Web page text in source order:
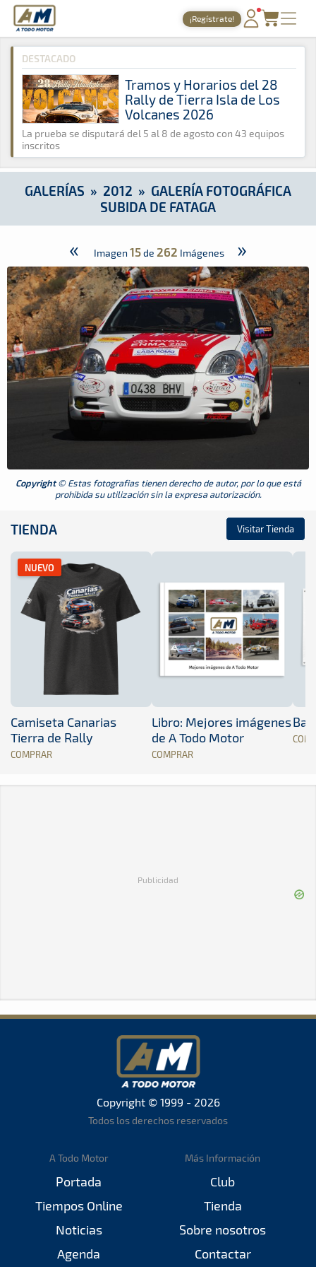
A Todo Motor · Revista del motor desde 1999
¡Regístrate!
PORTADA
TIEMPOS ONLINE
NOTICIAS
AGENDA
GALERÍAS
TIENDA
A Todo Motor » Galerías » 2012 » Galería Fotográfica Subida
DESTACADO
Tramos y Horarios del 28
Rally de Tierra Isla de Los
Volcanes 2026
La prueba se disputará del 5 al 8 de agosto con 43 equipos
inscritos
GALERÍAS » 2012 » GALERÍA FOTOGRÁFICA
SUBIDA DE FATAGA
« Imagen 15de 262 Imágenes »
Copyright© Estas fotografias tienen derecho de autor, por lo que está
prohibida su utilización sin la expresa autorización.
TIENDA Visitar Tienda
NUEVO
Camiseta Canarias
Tierra de Rally
COMPRAR
Libro: Mejores imágenes
de A Todo Motor
COMPRAR
Publicidad
Copyright © 1999 - 2026
Todos los derechos reservados
A Todo Motor
Portada
Tiempos Online
Noticias
Agenda
Más Información
Club
Tienda
Sobre nosotros
Contactar